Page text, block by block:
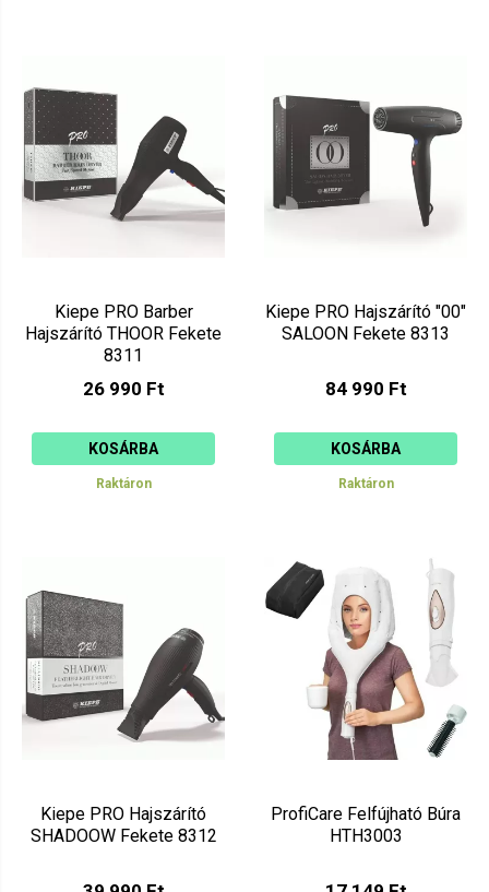
Kiepe PRO Barber
Hajszárító THOOR Fekete
8311
26 990 Ft
KOSÁRBA
Raktáron
Kiepe PRO Hajszárító "00"
SALOON Fekete 8313
84 990 Ft
KOSÁRBA
Raktáron
Kiepe PRO Hajszárító
SHADOOW Fekete 8312
ProfiCare Felfújható Búra
HTH3003